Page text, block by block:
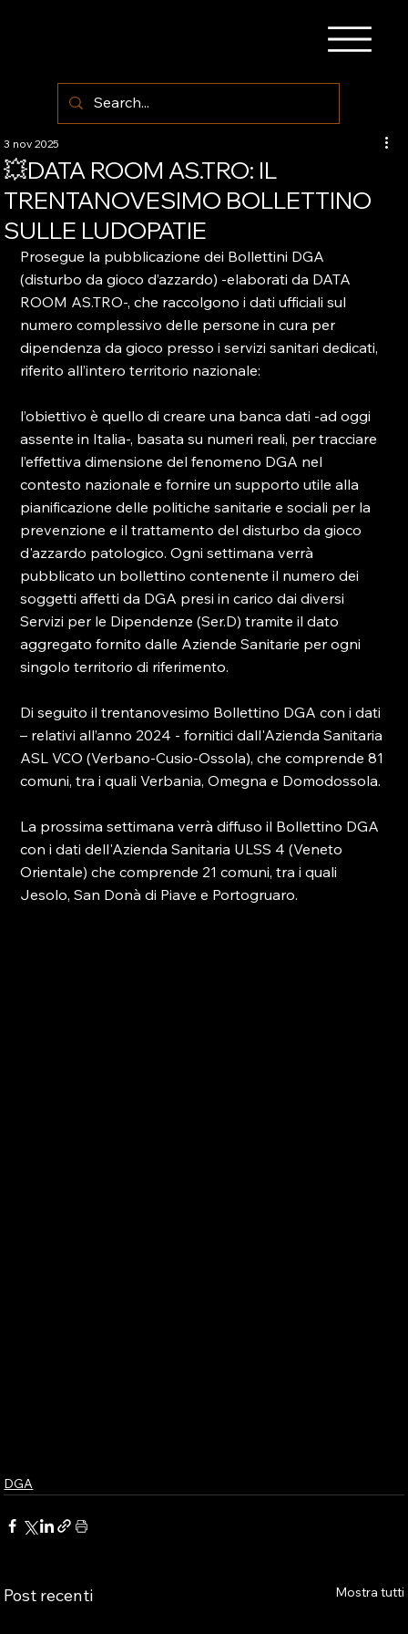
💥DATA ROOM AS.TRO: IL
TRENTANOVESIMO BOLLETTINO
SULLE LUDOPATIE
3 nov 2025
Prosegue la pubblicazione dei Bollettini DGA
(disturbo da gioco d’azzardo) -elaborati da DATA
ROOM AS.TRO-, che raccolgono i dati ufficiali sul
numero complessivo delle persone in cura per
dipendenza da gioco presso i servizi sanitari dedicati,
riferito all’intero territorio nazionale:
l’obiettivo è quello di creare una banca dati -ad oggi
assente in Italia-, basata su numeri reali, per tracciare
l’effettiva dimensione del fenomeno DGA nel
contesto nazionale e fornire un supporto utile alla
pianificazione delle politiche sanitarie e sociali per la
prevenzione e il trattamento del disturbo da gioco
d'azzardo patologico. Ogni settimana verrà
pubblicato un bollettino contenente il numero dei
soggetti affetti da DGA presi in carico dai diversi
Servizi per le Dipendenze (Ser.D) tramite il dato
aggregato fornito dalle Aziende Sanitarie per ogni
singolo territorio di riferimento.
Di seguito il trentanovesimo Bollettino DGA con i dati
– relativi all’anno 2024 - fornitici dall'Azienda Sanitaria
ASL VCO (Verbano-Cusio-Ossola), che comprende 81
comuni, tra i quali Verbania, Omegna e Domodossola.
La prossima settimana verrà diffuso il Bollettino DGA
con i dati dell'Azienda Sanitaria ULSS 4 (Veneto
Orientale) che comprende 21 comuni, tra i quali
Jesolo, San Donà di Piave e Portogruaro.
DGA
Post recenti Mostra tutti